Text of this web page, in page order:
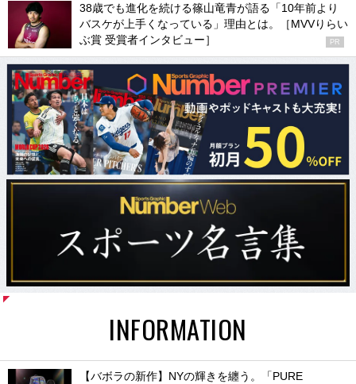
38歳でも進化を続ける篠山竜青が語る「10年前より
バスケが上手くなっている」理由とは。［MVVりらい
ぶ賞 受賞者インタビュー］
PR
INFORMATION
【バボラの新作】NYの輝きを纏う。「PURE